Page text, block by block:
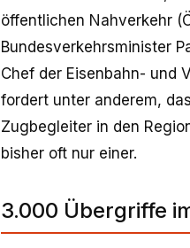
öffentlichen Nahverkehr
Bundesverkehrsminister
Chef der Eisenbahn- und
fordert unter anderem,
Zugbegleiter in den
bisher oft nur einer.
3.000 Übergriffe